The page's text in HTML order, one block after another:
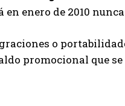
enero de 2010
o
promocional que